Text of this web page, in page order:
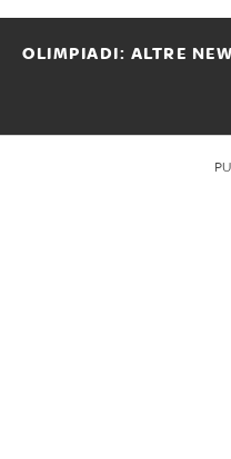
OLIMPIADI: ALTRE